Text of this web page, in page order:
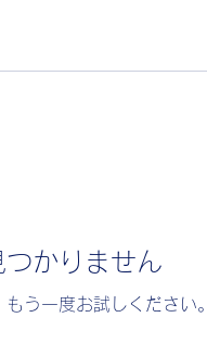
かりません
う一度お試しください。